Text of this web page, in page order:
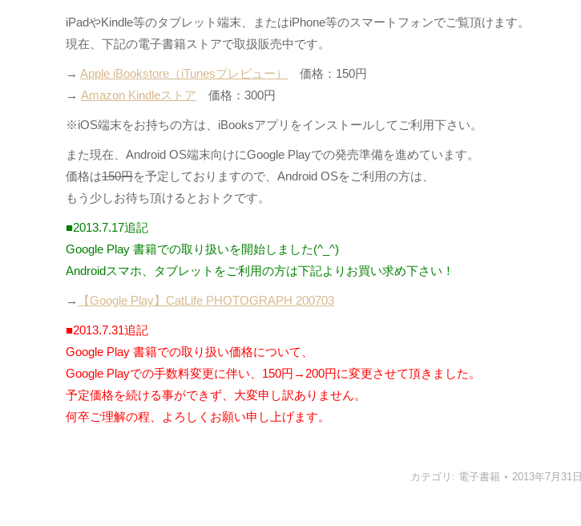
iPadやKindle等のタブレット端末、またはiPhone等のスマートフォンでご覧頂けます。
現在、下記の電子書籍ストアで取扱販売中です。
→ Apple iBookstore（iTunesプレビュー）
価格：150円
→ Amazon Kindleストア 価格：300円
※iOS端末をお持ちの方は、iBooksアプリをインストールしてご利用下さい。
また現在、Android OS端末向けにGoogle Playでの発売準備を進めています。
価格は150円を予定しておりますので、Android OSをご利用の方は、
もう少しお待ち頂けるとおトクです。
■2013.7.17追記
Google Play 書籍での取り扱いを開始しました(^_^)
Androidスマホ、タブレットをご利用の方は下記よりお買い求め下さい！
→ 【Google Play】CatLife PHOTOGRAPH 200703
■2013.7.31追記
Google Play 書籍での取り扱い価格について、
Google Playでの手数料変更に伴い、150円→200円に変更させて頂きました。
予定価格を続ける事ができず、大変申し訳ありません。
何卒ご理解の程、よろしくお願い申し上げます。
カテゴリ: 電子書籍 2013年7月31日